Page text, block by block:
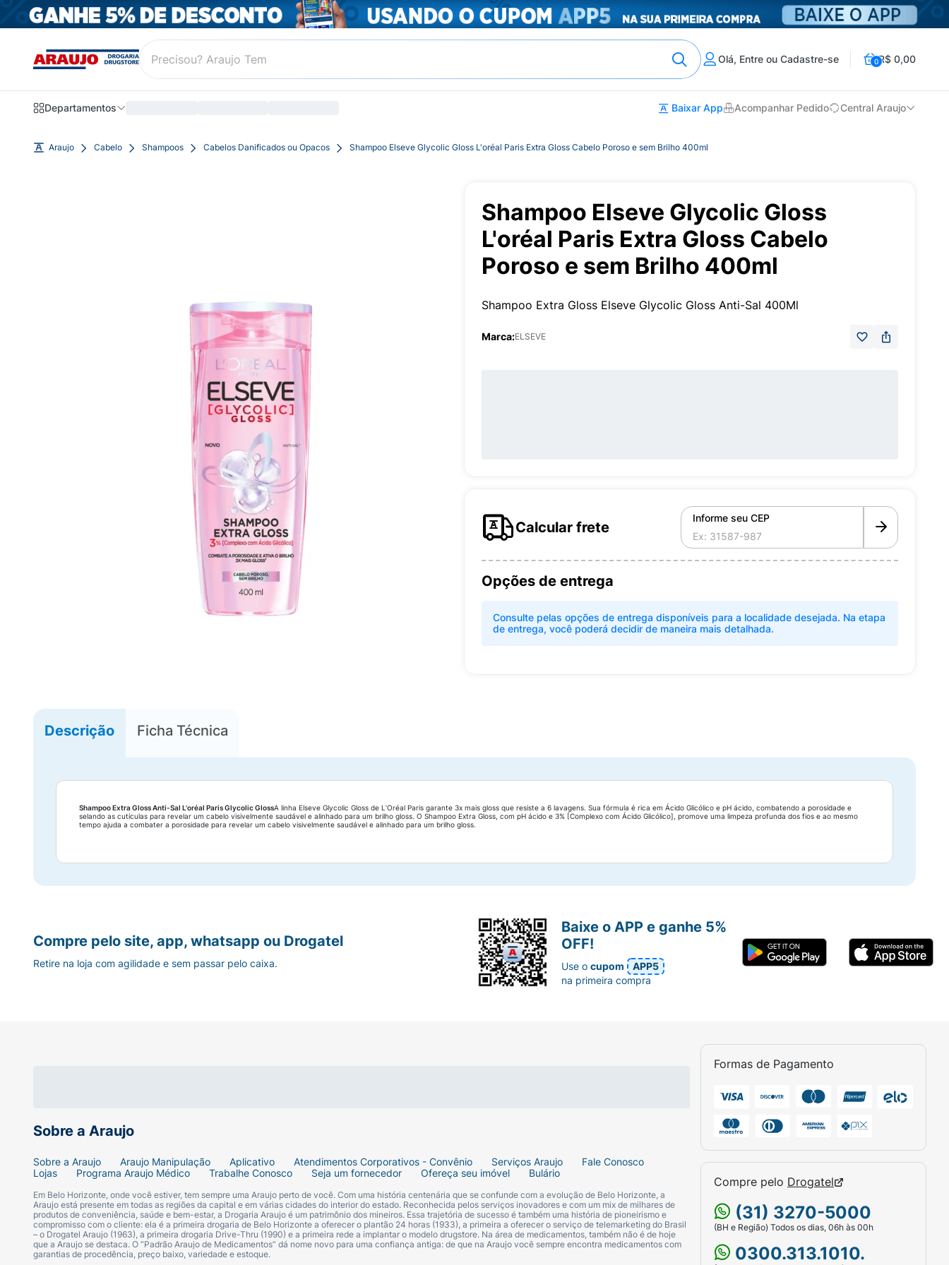
Olá, Entre ou Cadastre-se 0R$ 0,00
Departamentos Baixar App Acompanhar Pedido Central Araujo
Araujo Cabelo Shampoos Cabelos Danificados ou Opacos Shampoo Elseve Glycolic Gloss L'oréal Paris Extra Gloss Cabelo Poroso e sem Brilho 400ml
Shampoo Elseve Glycolic Gloss
L'oréal Paris Extra Gloss Cabelo
Poroso e sem Brilho 400ml
Shampoo Extra Gloss Elseve Glycolic Gloss Anti-Sal 400Ml
Marca:ELSEVE
Calcular frete
Informe seu CEP
Opções de entrega
Consulte pelas opções de entrega disponíveis para a localidade desejada. Na etapa
de entrega, você poderá decidir de maneira mais detalhada.
Descrição Ficha Técnica
Shampoo Extra Gloss Anti-Sal L'oréal Paris Glycolic GlossA linha Elseve Glycolic Gloss de L’Oréal Paris garante 3x mais gloss que resiste a 6 lavagens. Sua fórmula é rica em Ácido Glicólico e pH ácido, combatendo a porosidade e
selando as cutículas para revelar um cabelo visivelmente saudável e alinhado para um brilho gloss. O Shampoo Extra Gloss, com pH ácido e 3% [Complexo com Ácido Glicólico], promove uma limpeza profunda dos fios e ao mesmo
tempo ajuda a combater a porosidade para revelar um cabelo visivelmente saudável e alinhado para um brilho gloss.
Sobre a Araujo
Sobre a Araujo Araujo Manipulação Aplicativo Atendimentos Corporativos - Convênio Serviços Araujo
Fale Conosco
Lojas
Programa Araujo Médico Trabalhe Conosco Seja um fornecedor Ofereça seu imóvel Bulário
Em Belo Horizonte, onde você estiver, tem sempre uma Araujo perto de você. Com uma história centenária que se confunde com a evolução de Belo Horizonte, a
Araujo está presente em todas as regiões da capital e em várias cidades do interior do estado. Reconhecida pelos serviços inovadores e com um mix de milhares de
produtos de conveniência, saúde e bem-estar, a Drogaria Araujo é um patrimônio dos mineiros. Essa trajetória de sucesso é também uma história de pioneirismo e
compromisso com o cliente: ela é a primeira drogaria de Belo Horizonte a oferecer o plantão 24 horas (1933), a primeira a oferecer o serviço de telemarketing do Brasil
– o Drogatel Araujo (1963), a primeira drogaria Drive-Thru (1990) e a primeira rede a implantar o modelo drugstore. Na área de medicamentos, também não é de hoje
que a Araujo se destaca. O “Padrão Araujo de Medicamentos” dá nome novo para uma confiança antiga: de que na Araujo você sempre encontra medicamentos com
garantias de procedência, preço baixo, variedade e estoque.
Formas de Pagamento
Compre pelo Drogatel
(31) 3270-5000
(BH e Região) Todos os dias, 06h às 00h
0300.313.1010.
Compre pelo site, app, whatsapp ou Drogatel
Retire na loja com agilidade e sem passar pelo caixa.
Baixe o APP e ganhe 5%
OFF!
Use ocupom
APP5
na primeira compra